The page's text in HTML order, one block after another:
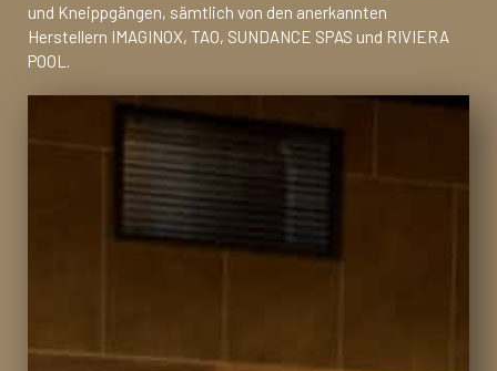
und Kneippgängen, sämtlich von den anerkannten
Herstellern IMAGINOX, TAO, SUNDANCE SPAS und RIVIERA
POOL.